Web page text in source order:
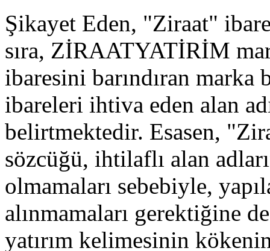
Şikayet Eden, "Ziraat"
sıra, ZİRAATYATİRİM
ibaresini barındıran marka
ibareleri ihtiva eden alan
belirtmektedir. Esasen,
sözcüğü, ihtilaflı alan
olmamaları sebebiyle,
alınmamaları gerektiğine
yatırım kelimesinin